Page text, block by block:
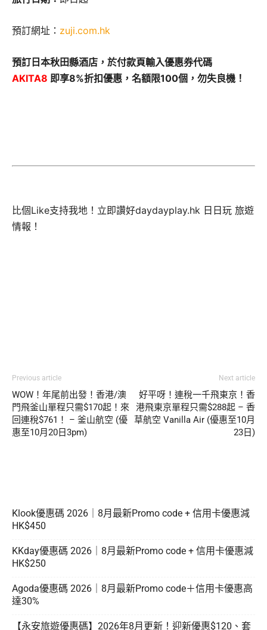
預訂網址： zuji.com.hk
預訂日本秋田縣酒店，於付款頁輸入優惠券代碼
AKITA8 即享8%折扣優惠，名額限100個，勿失良機！
比個Like支持我地！立即讚好daydayplay.hk 日日玩 旅遊
情報！
Previous article
WOW！年尾前出發！香港/澳
門飛釜山單程只需$170起！來
回連稅$761！ – 釜山航空 (優
惠至10月20日3pm)
Next article
好平呀！連稅一千飛東京！香
港飛東京單程只需$288起 – 香
草航空 Vanilla Air (優惠至10月
23日)
Klook優惠碼 2026｜8月最新Promo code + 信用卡優惠減
HK$450
KKday優惠碼 2026｜8月最新Promo code + 信用卡優惠減
HK$250
Agoda優惠碼 2026｜8月最新Promo code＋信用卡優惠高
達30%
【永安旅遊優惠碼】2026年8月更新！迎新優惠$120、套